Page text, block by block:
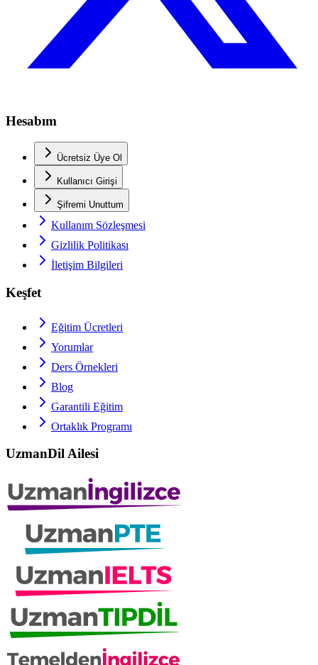
Hesabım
Ücretsiz Üye Ol
Kullanıcı Girişi
Şifremi Unuttum
Kullanım Sözleşmesi
Gizlilik Politikası
İletişim Bilgileri
Keşfet
Eğitim Ücretleri
Yorumlar
Ders Örnekleri
Blog
Garantili Eğitim
Ortaklık Programı
UzmanDil Ailesi